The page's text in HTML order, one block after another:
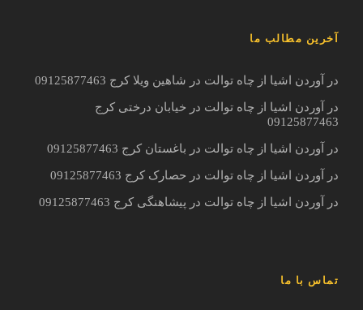
آخرین مطالب ما
در آوردن اشیا از چاه توالت در شاهین ویلا کرج 09125877463
در آوردن اشیا از چاه توالت در خیابان درختی کرج
09125877463
در آوردن اشیا از چاه توالت در باغستان کرج 09125877463
در آوردن اشیا از چاه توالت در حصارک کرج 09125877463
در آوردن اشیا از چاه توالت در پیشاهنگی کرج 09125877463
تماس با ما